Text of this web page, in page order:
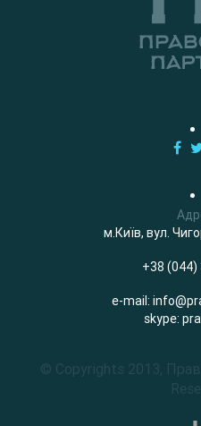
м.Київ, вул.
+38
e-mail:
skype:
© Copyrights 2013,